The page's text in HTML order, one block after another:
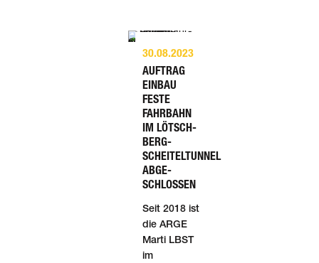
30.08.2023
AUFTRAG
EINBAU
FESTE
FAHR­BAHN
IM LÖTSCH­
BERG-
SCHEITELTUNNEL
AB­GE­
SCHLOSSEN
Seit 2018 ist
die ARGE
Marti LBST
im